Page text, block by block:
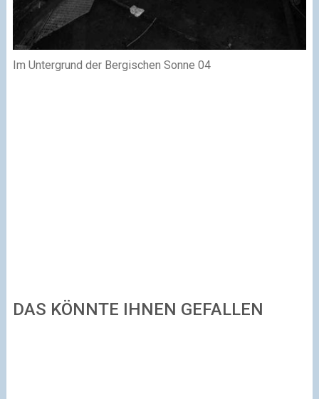
Im Untergrund der Bergischen Sonne 04
DAS KÖNNTE IHNEN GEFALLEN